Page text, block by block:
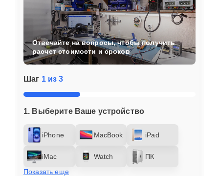
Шаг 1 из 3
1. Выберите Ваше устройство
iPhone MacBook iPad
iMac Watch
ПК
Показать еще
Отвечайте на вопросы, чтобы получить
расчет стоимости и сроков